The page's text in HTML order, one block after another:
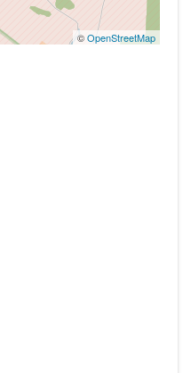
©OpenStreetMap